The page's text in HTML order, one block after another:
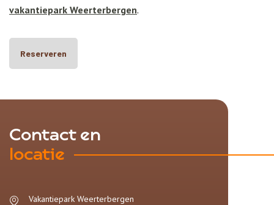
vakantiepark Weerterbergen.
Reserveren
Contact en
locatie
Vakantiepark Weerterbergen